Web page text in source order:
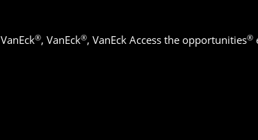
VanEck®, VanEck®, VanEck Access the opportunities®